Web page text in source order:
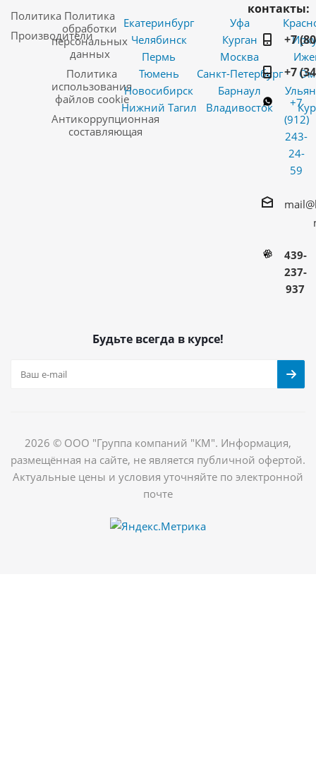
Политика
Производители
Политика
обработки
персональных
данных
Политика
использования
файлов cookie
Антикоррупционная
составляющая
Екатеринбург
Челябинск
Пермь
Тюмень
Новосибирск
Нижний Тагил
Уфа
Курган
Москва
Санкт-Петербург
Барнаул
Владивосток
контакты:
+7
+7
+7
(912)
243-
24-
59
439-
237-
937
Будьте всегда в курсе!
2026 © ООО "Группа компаний "КМ". Информация,
размещённая на сайте, не является публичной офертой.
Актуальные цены и условия уточняйте по электронной
почте